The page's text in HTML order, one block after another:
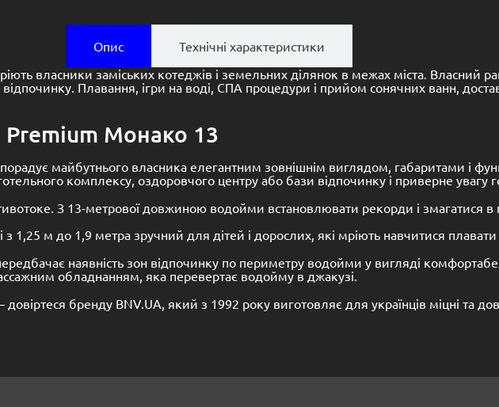
Опис
Технічні характеристики
власники заміських котеджів і земельних ділянок в межах міста. Власний
Плавання, ігри на воді, СПА процедури і прийом сонячних ванн,
Монако 13
майбутнього власника елегантним зовнішнім виглядом, габаритами і
комплексу, оздоровчого центру або бази відпочинку і приверне увагу
З 13-метрової довжиною водойми встановлювати рекорди і змагатися в
1,25 м до 1,9 метра зручний для дітей і дорослих, які мріють навчитися плавати
наявність зон відпочинку по периметру водойми у вигляді
обладнанням, яка перевертає водойму в джакузі.
бренду BNV.UA, який з 1992 року виготовляє для українців міцні та